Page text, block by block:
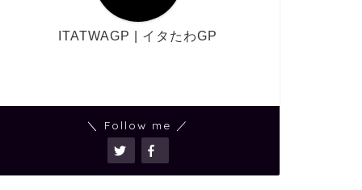
ITATWAGP | イタたわGP
＼ Follow me ／